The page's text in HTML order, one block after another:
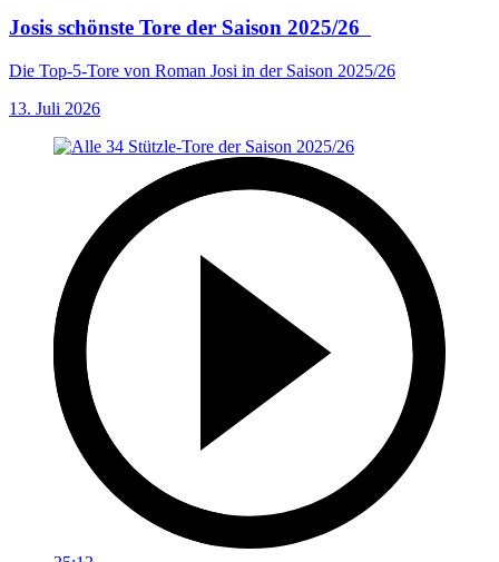
Josis schönste Tore der Saison 2025/26
Die Top-5-Tore von Roman Josi in der Saison 2025/26
13. Juli 2026